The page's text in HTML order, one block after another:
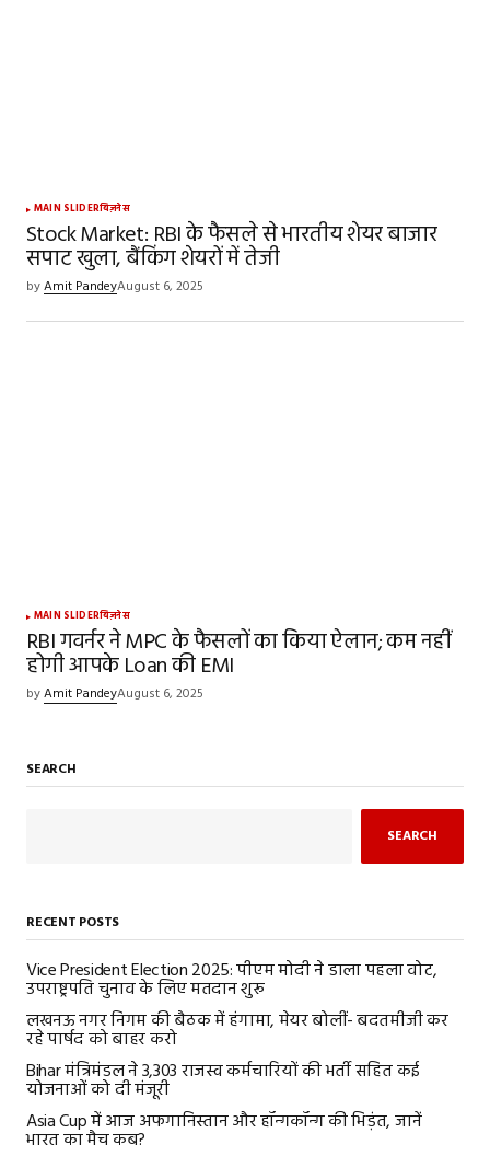
MAIN SLIDERबिज़नेस
Stock Market: RBI के फैसले से भारतीय शेयर बाजार
सपाट खुला, बैंकिंग शेयरों में तेजी
byAmit PandeyAugust 6, 2025
MAIN SLIDERबिज़नेस
RBI गवर्नर ने MPC के फैसलों का किया ऐलान; कम नहीं
होगी आपके Loan की EMI
byAmit PandeyAugust 6, 2025
SEARCH
SEARCH
RECENT POSTS
Vice President Election 2025: पीएम मोदी ने डाला पहला वोट,
उपराष्ट्रपति चुनाव के लिए मतदान शुरू
लखनऊ नगर निगम की बैठक में हंगामा, मेयर बोलीं- बदतमीजी कर
रहे पार्षद को बाहर करो
Bihar मंत्रिमंडल ने 3,303 राजस्व कर्मचारियों की भर्ती सहित कई
योजनाओं को दी मंजूरी
Asia Cup में आज अफगानिस्तान और हॉन्गकॉन्ग की भिड़ंत, जानें
भारत का मैच कब?